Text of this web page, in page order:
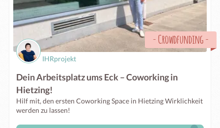
-Crowdfunding-
IHRprojekt
Dein Arbeitsplatz ums Eck – Coworking in
Hietzing!
Hilf mit, den ersten Coworking Space in Hietzing Wirklichkeit
werden zu lassen!